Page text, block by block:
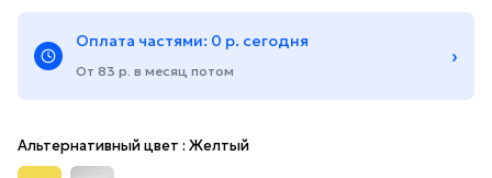
Оплата частями: 0 р. сегодня
От 83 р. в месяц потом
›
Альтернативный цвет : Желтый